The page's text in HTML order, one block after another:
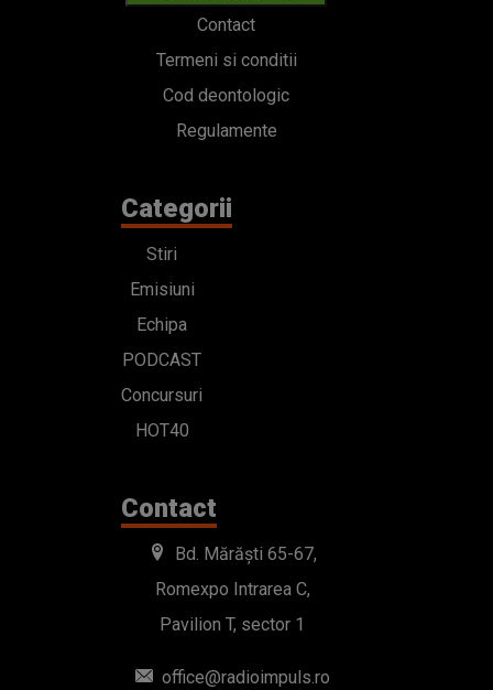
Contact
Termeni si conditii
Cod deontologic
Regulamente
Categorii
Stiri
Emisiuni
Echipa
PODCAST
Concursuri
HOT40
Contact
Bd. Mărăști 65-67,
Romexpo Intrarea C,
Pavilion T, sector 1
office@radioimpuls.ro